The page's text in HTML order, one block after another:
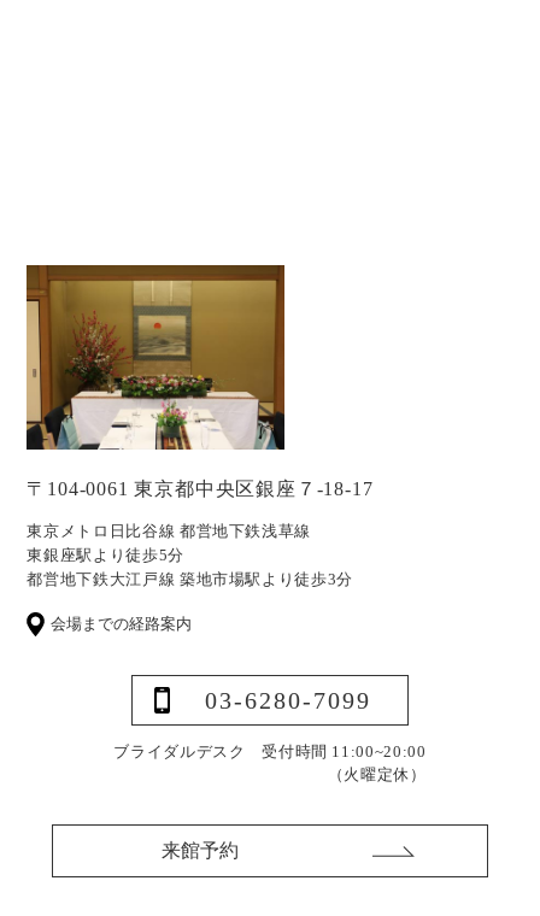
〒104-0061 東京都中央区銀座７-18-17
東京メトロ日比谷線 都営地下鉄浅草線
東銀座駅より徒歩5分
都営地下鉄大江戸線 築地市場駅より徒歩3分
会場までの経路案内
03-6280-7099
ブライダルデスク 受付時間 11:00~20:00
（火曜定休）
来館予約